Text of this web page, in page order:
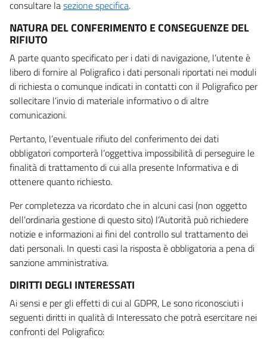
consultare lasezione specifica.
NATURA DEL CONFERIMENTO E CONSEGUENZE DEL
RIFIUTO
A parte quanto specificato per i dati di navigazione, l’utente è
libero di fornire al Poligrafico i dati personali riportati nei moduli
di richiesta o comunque indicati in contatti con il Poligrafico per
sollecitare l’invio di materiale informativo o di altre
comunicazioni.
Pertanto, l’eventuale rifiuto del conferimento dei dati
obbligatori comporterà l’oggettiva impossibilità di perseguire le
finalità di trattamento di cui alla presente Informativa e di
ottenere quanto richiesto.
Per completezza va ricordato che in alcuni casi (non oggetto
dell’ordinaria gestione di questo sito) l’Autorità può richiedere
notizie e informazioni ai fini del controllo sul trattamento dei
dati personali. In questi casi la risposta è obbligatoria a pena di
sanzione amministrativa.
DIRITTI DEGLI INTERESSATI
Ai sensi e per gli effetti di cui al GDPR, Le sono riconosciuti i
seguenti diritti in qualità di Interessato che potrà esercitare nei
confronti del Poligrafico: